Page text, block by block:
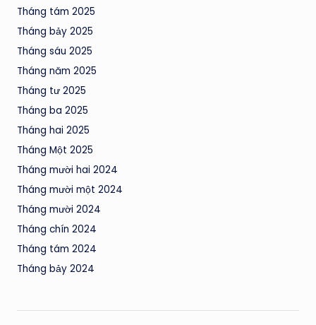
Tháng tám 2025
Tháng bảy 2025
Tháng sáu 2025
Tháng năm 2025
Tháng tư 2025
Tháng ba 2025
Tháng hai 2025
Tháng Một 2025
Tháng mười hai 2024
Tháng mười một 2024
Tháng mười 2024
Tháng chín 2024
Tháng tám 2024
Tháng bảy 2024